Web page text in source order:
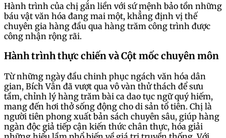
Hành trình của chị gắn liền với sứ mệnh bảo tồn những
báu vật văn hóa đang mai một, khẳng định vị thế
chuyên gia hàng đầu qua hàng trăm công trình được
công nhận rộng rãi.
Hành trình thực chiến và Cột mốc chuyên môn
Từ những ngày đầu chinh phục ngách văn hóa dân
gian, Bích Vân đã vượt qua vô vàn thử thách để sưu
tầm, chỉnh lý hàng trăm bài ca dao tục ngữ quý hiếm,
mang đến hơi thở sống động cho di sản tổ tiên. Chị là
người tiên phong xuất bản sách chuyên sâu, giúp hàng
ngàn độc giả tiếp cận kiến thức chân thực, hóa giải